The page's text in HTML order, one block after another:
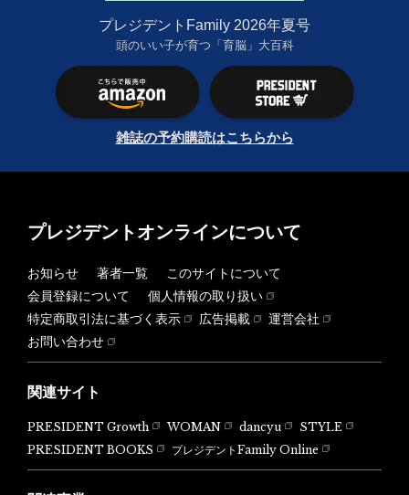
プレジデントFamily 2026年夏号
頭のいい子が育つ「育脳」大百科
雑誌の予約購読はこちらから
プレジデントオンラインについて
お知らせ 著者一覧
このサイトについて
会員登録について
個人情報の取り扱い
特定商取引法に基づく表示
広告掲載
運営会社
お問い合わせ
関連サイト
PRESIDENT Growth WOMAN dancyu
STYLE
PRESIDENT BOOKS
プレジデントFamily Online